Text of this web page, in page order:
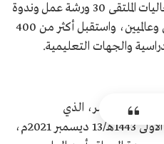
النحت من عدة دول، وضمّت فعاليات الملتقى 30 ورشة عمل وندوة
فنية، بمشاركة متحدثين محليين وعالميين، واستقبل أكثر من 400
والجهات التعليمية.
المعاصر، الذي
في 9 جمادى الأولى 1443هـ/13 ديسمبر 2021م،